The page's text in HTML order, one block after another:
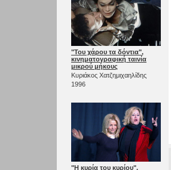
"Του χάρου τα δόντια",
κινηματογραφική ταινία
μικρού μήκους
Κυριάκος Χατζημιχαηλίδης
1996
"Η κυρία του κυρίου",